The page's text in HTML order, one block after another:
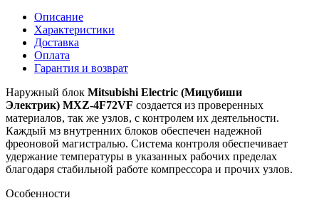
Описание
Характеристики
Доставка
Оплата
Гарантия и возврат
Наружный блок Mitsubishi Electric (Мицубиши
Электрик) MXZ-4F72VF создается из проверенных
материалов, так же узлов, с контролем их деятельности.
Каждый мз внутренних блоков обеспечен надежной
фреоновой магистралью. Система контроля обеспечивает
удержание температуры в указанных рабочих пределах
благодаря стабильной работе компрессора и прочих узлов.
Особенности